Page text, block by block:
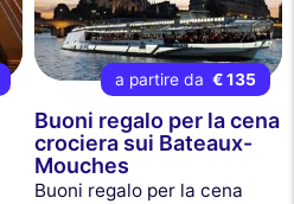
a partire da € 135
Buoni regalo per la cena
crociera sui Bateaux-
Mouches
Buoni regalo per la cena